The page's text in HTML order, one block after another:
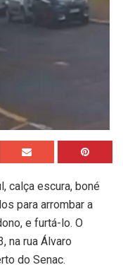
calça escura, boné
para arrombar a
e furtá-lo. O
na rua Álvaro
do Senac.